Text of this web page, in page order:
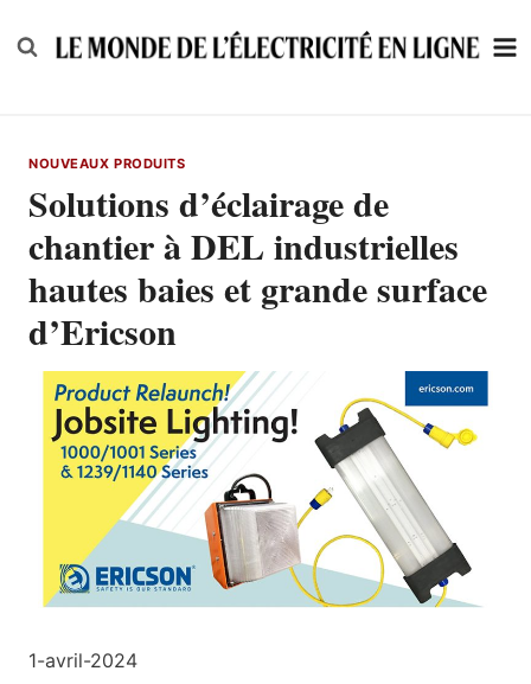
to
NOUVEAUX PRODUITS
Solutions d’éclairage de
chantier à DEL industrielles
hautes baies et grande surface
d’Ericson
1-avril-2024